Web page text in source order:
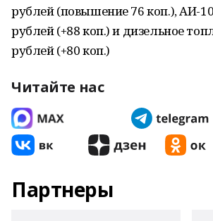
рублей (повышение 76 коп.), АИ-
рублей (+88 коп.) и дизельное
рублей (+80 коп.)
Читайте нас
Партнеры